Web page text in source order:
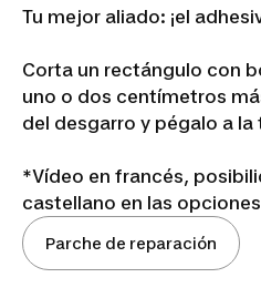
Poner
un
Tu mejor aliado: ¡el
Corta un rectángulo con
uno o dos centímetros
del desgarro y pégalo a
*Vídeo en francés,
castellano en las
Parche de reparación